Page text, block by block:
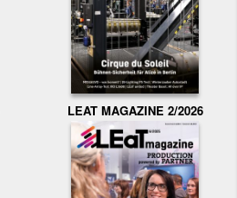
LEAT MAGAZINE 2/2026